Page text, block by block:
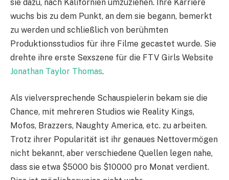
sie dazu, nach Kalifornien umzuziehen. Ihre Karriere
wuchs bis zu dem Punkt, an dem sie begann, bemerkt
zu werden und schließlich von berühmten
Produktionsstudios für ihre Filme gecastet wurde. Sie
drehte ihre erste Sexszene für die FTV Girls Website
Jonathan Taylor Thomas.
Als vielversprechende Schauspielerin bekam sie die
Chance, mit mehreren Studios wie Reality Kings,
Mofos, Brazzers, Naughty America, etc. zu arbeiten.
Trotz ihrer Popularität ist ihr genaues Nettovermögen
nicht bekannt, aber verschiedene Quellen legen nahe,
dass sie etwa $5000 bis $10000 pro Monat verdient.